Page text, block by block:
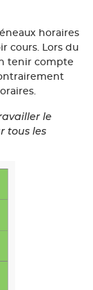
horaires
cours. Lors du
tenir compte
le
tous les